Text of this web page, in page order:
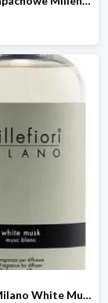
Millefiori Milano White Musk 250ml